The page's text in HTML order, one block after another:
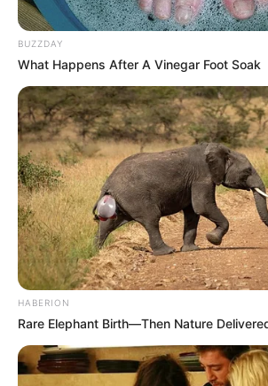
BUZZDAY
What Happens After A Vinegar Foot Soak
HABERION
Rare Elephant Birth—Then Nature